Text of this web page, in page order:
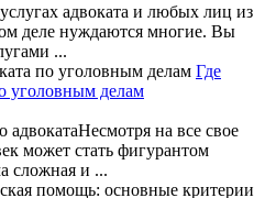
адвоката и любых лиц из
деле нуждаются многие. Вы
...
Где
уголовным делам
на все свое
может стать фигурантом
сложная и ...